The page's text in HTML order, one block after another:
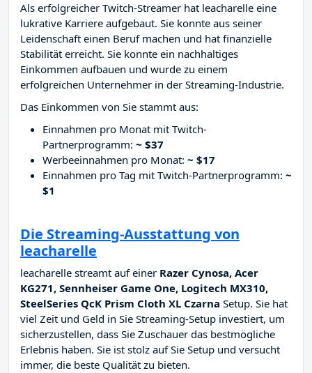
Als erfolgreicher Twitch-Streamer hat leacharelle eine
lukrative Karriere aufgebaut. Sie konnte aus seiner
Leidenschaft einen Beruf machen und hat finanzielle
Stabilität erreicht. Sie konnte ein nachhaltiges
Einkommen aufbauen und wurde zu einem
erfolgreichen Unternehmer in der Streaming-Industrie.
Das Einkommen von Sie stammt aus:
Einnahmen pro Monat mit Twitch-
Partnerprogramm: ~ $37
Werbeeinnahmen pro Monat: ~ $17
Einnahmen pro Tag mit Twitch-Partnerprogramm: ~
$1
Die Streaming-Ausstattung von
leacharelle
leacharelle streamt auf einer Razer Cynosa, Acer
KG271, Sennheiser Game One, Logitech MX310,
SteelSeries QcK Prism Cloth XL Czarna Setup. Sie hat
viel Zeit und Geld in Sie Streaming-Setup investiert, um
sicherzustellen, dass Sie Zuschauer das bestmögliche
Erlebnis haben. Sie ist stolz auf Sie Setup und versucht
immer, die beste Qualität zu bieten.